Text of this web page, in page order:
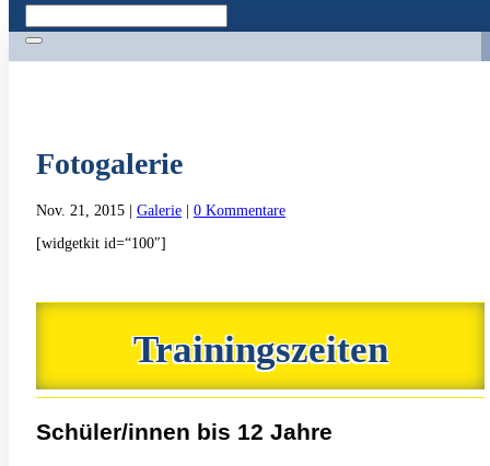
Fotogalerie
Nov. 21, 2015 | Galerie | 0 Kommentare
[widgetkit id=“100″]
Trainingszeiten
Schüler/innen bis 12 Jahre